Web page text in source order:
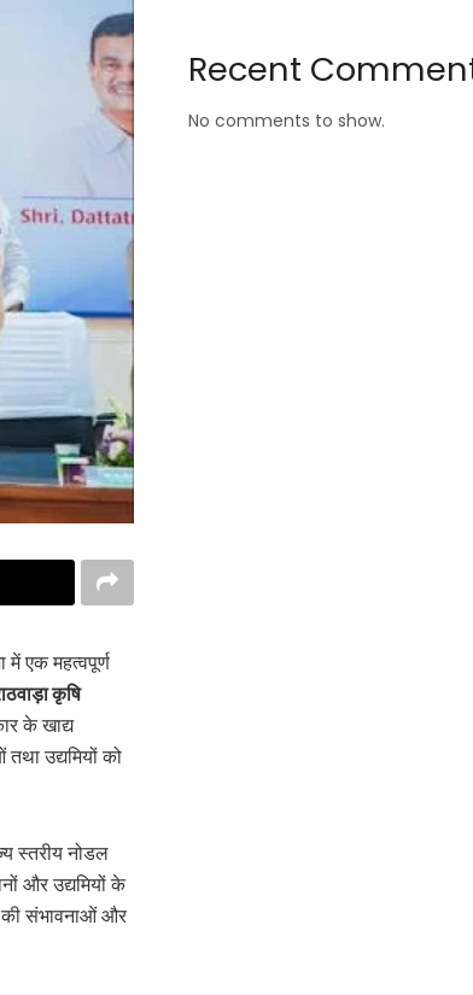
में एक महत्वपूर्ण
कृषि
के खाद्य
उद्यमियों को
स्तरीय नोडल
और उद्यमियों के
की संभावनाओं और
Recent
No comments to show.